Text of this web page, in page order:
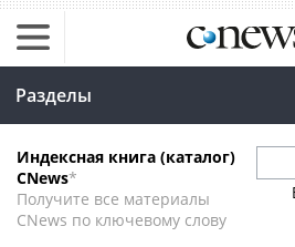
Разделы
Индексная книга (каталог)
CNews*
Получите все материалы
CNews по ключевому слову